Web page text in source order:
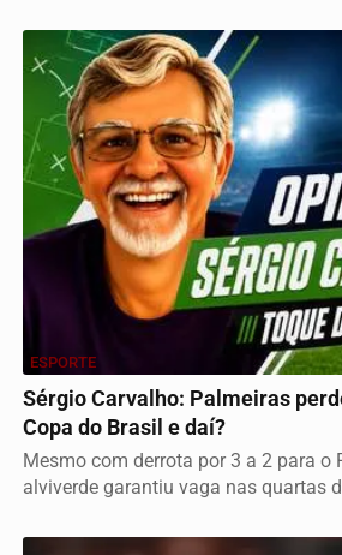
ESPORTE
Sérgio Carvalho: Palmeiras
Copa do Brasil e daí?
Mesmo com derrota por 3 a 2 para o
alviverde garantiu vaga nas quartas